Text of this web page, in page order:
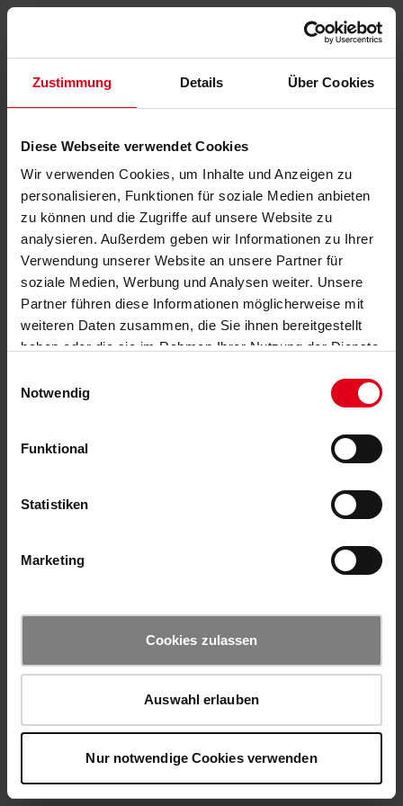
Zustimmung Details Über Cookies
Diese Webseite verwendet Cookies
Wir verwenden Cookies, um Inhalte und Anzeigen zu
personalisieren, Funktionen für soziale Medien anbieten
zu können und die Zugriffe auf unsere Website zu
analysieren. Außerdem geben wir Informationen zu Ihrer
Verwendung unserer Website an unsere Partner für
soziale Medien, Werbung und Analysen weiter. Unsere
Partner führen diese Informationen möglicherweise mit
weiteren Daten zusammen, die Sie ihnen bereitgestellt
haben oder die sie im Rahmen Ihrer Nutzung der Dienste
Notwendig
Funktional
Statistiken
Marketing
Cookies zulassen
Auswahl erlauben
Nur notwendige Cookies verwenden